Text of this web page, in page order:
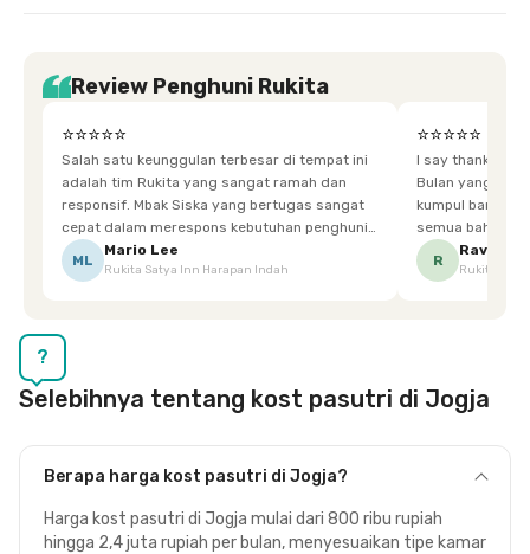
Review Penghuni Rukita
⭐⭐⭐⭐⭐
Salah satu keunggulan terbesar di tempat ini
adalah tim Rukita yang sangat ramah dan
responsif. Mbak Siska yang bertugas sangat
cepat dalam merespons kebutuhan penghuni.
Ketika saya meminta keset karena sempat
terpeleset, permintaan tersebut langsung
ML
Mario Lee
Rukita Satya Inn Harapan Indah
⭐⭐⭐⭐⭐
I say thankyou
Bulan yang super happy! banyak
kumpul bareng
semua bahagia
mgkn saran dari air aja & kebersihan lebih di
R
Ravena
Rukita
?
Selebihnya tentang kost pasutri di Jogja
Berapa harga kost pasutri di Jogja?
Harga kost pasutri di Jogja mulai dari 800 ribu rupiah
hingga 2,4 juta rupiah per bulan, menyesuaikan tipe kamar